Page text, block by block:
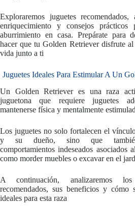
Exploraremos juguetes recomendados,
enriquecimiento y consejos prácticos
aburrimiento en casa. Prepárate para
hacer que tu Golden Retriever disfrute
vida junto a ti
Juguetes Ideales Para Estimular A Un
Un Golden Retriever es una raza
juguetona que requiere juguetes
mantenerse física y mentalmente
Los juguetes no solo fortalecen el
y su dueño, sino que
comportamientos indeseados asociados
como morder muebles o excavar en el
A continuación, analizaremos
recomendados, sus beneficios y cómo
ideales para esta raza